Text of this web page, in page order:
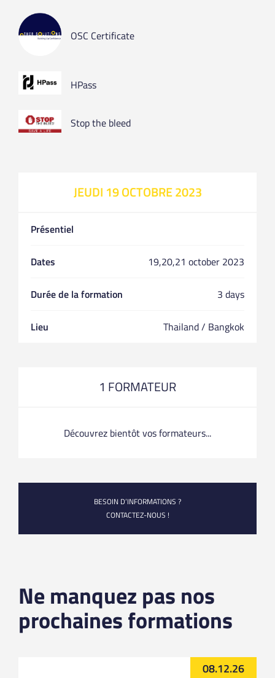
OSC Certificate
HPass
Stop the bleed
JEUDI 19 OCTOBRE 2023
Présentiel
Dates 19,20,21 october 2023
Durée de la formation 3 days
Lieu Thailand / Bangkok
1 FORMATEUR
Découvrez bientôt vos formateurs...
BESOIN D’INFORMATIONS ?
CONTACTEZ-NOUS !
Ne manquez pas nos
prochaines formations
08.12.26